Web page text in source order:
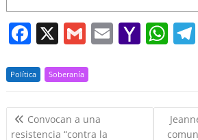
F
c
e
b
X G
ai
l
E
l
Y
o
W
s
A
Política Soberanía
Navegación
de
Convocan a una
resistencia “contra la